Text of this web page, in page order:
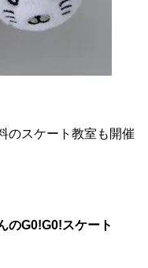
のスケート教室も開催
のG0!G0!スケート